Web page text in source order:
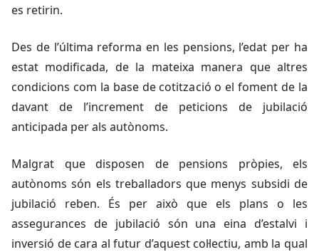
es retirin.
Des de l’última reforma en les pensions, l’edat per ha
estat modificada, de la mateixa manera que altres
condicions com la base de cotització o el foment de la
davant de l’increment de peticions de jubilació
anticipada per als autònoms.
Malgrat que disposen de pensions pròpies, els
autònoms són els treballadors que menys subsidi de
jubilació reben. És per això que els plans o les
assegurances de jubilació són una eina d’estalvi i
inversió de cara al futur d’aquest col·lectiu, amb la qual